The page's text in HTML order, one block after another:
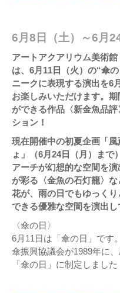
6月8日（土）～6月
アートアクアリウム美術
は、6月11日（火）の“傘
ニークに表現する演出を6
お楽しみいただけます。
ができる作品〈新金魚品
ション！
現在開催中の初夏企画「
ょ」（6月24日（月）まで
アーチが幻想的な空間を
が彩る〈金魚の石灯籠〉
花が、雨の日でもゆっく
できる優雅な空間を演出し
〈傘の日〉
6月11日は「傘の日」です
傘振興協議会が1989年に
「傘の日」に制定しました